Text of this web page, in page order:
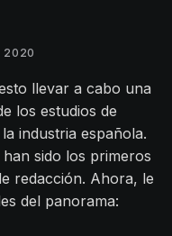
2020
llevar a cabo una
los estudios de
industria española.
sido los primeros
redacción. Ahora, le
del panorama: